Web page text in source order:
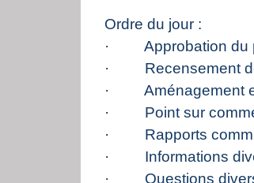
Ordre du jour :
· Approbation du
· Recensement de
· Aménagement
· Point sur
· Rapports
· Informations
· Questions